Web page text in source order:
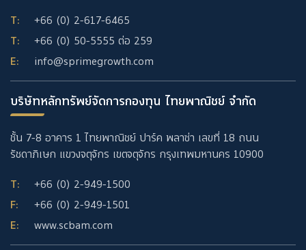
T:
+66 (0) 2-617-6465
T:
+66 (0) 50-5555 ต่อ 259
E:
info@sprimegrowth.com
บริษัทหลักทรัพย์จัดการกองทุน ไทยพาณิชย์ จำกัด
ชั้น 7-8 อาคาร 1 ไทยพาณิชย์ ปาร์ค พลาซ่า เลขที่ 18 ถนน
รัชดาภิเษก แขวงจตุจักร เขตจตุจักร กรุงเทพมหานคร 10900
T:
+66 (0) 2-949-1500
F:
+66 (0) 2-949-1501
E:
www.scbam.com